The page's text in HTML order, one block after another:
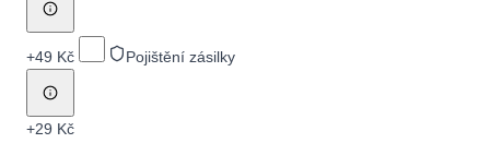
+49 Kč Pojištění zásilky
+29 Kč